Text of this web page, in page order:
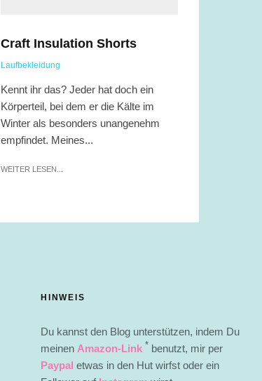
Craft Insulation Shorts
Laufbekleidung
Kennt ihr das? Jeder hat doch ein
Körperteil, bei dem er die Kälte im
Winter als besonders unangenehm
empfindet. Meines...
WEITER LESEN...
HINWEIS
Du kannst den Blog unterstützen, indem Du
meinen Amazon-Link * benutzt, mir per
Paypal etwas in den Hut wirfst oder ein